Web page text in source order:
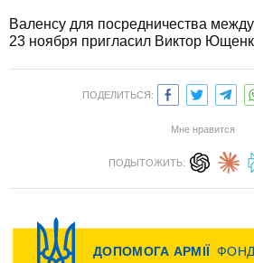
Валенсу для посредничества
23 ноября пригласил Виктор
ПОДЕЛИТЬСЯ:
Мне нравится
ПОДЫТОЖИТЬ: